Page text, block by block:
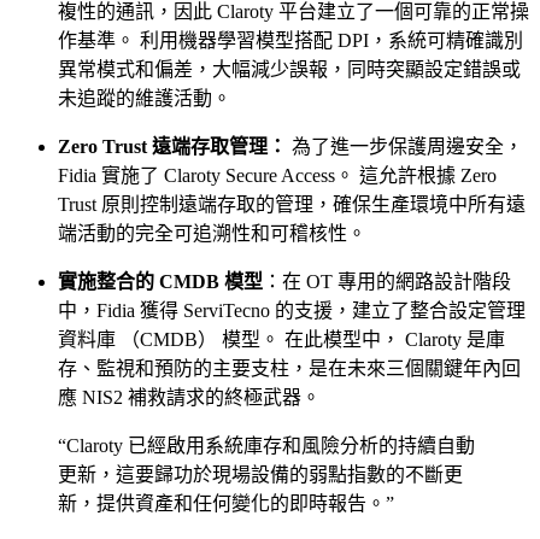
複性的通訊，因此 Claroty 平台建立了一個可靠的正常操
作基準。 利用機器學習模型搭配 DPI，系統可精確識別
異常模式和偏差，大幅減少誤報，同時突顯設定錯誤或
未追蹤的維護活動。
Zero Trust 遠端存取管理： 為了進一步保護周邊安全，
Fidia 實施了 Claroty Secure Access。 這允許根據 Zero
Trust 原則控制遠端存取的管理，確保生產環境中所有遠
端活動的完全可追溯性和可稽核性。
實施整合的 CMDB 模型 ：在 OT 專用的網路設計階段
中，Fidia 獲得 ServiTecno 的支援，建立了整合設定管理
資料庫 （CMDB） 模型。 在此模型中， Claroty 是庫
存、監視和預防的主要支柱，是在未來三個關鍵年內回
應 NIS2 補救請求的終極武器。
“Claroty 已經啟用系統庫存和風險分析的持續自動
更新，這要歸功於現場設備的弱點指數的不斷更
新，提供資產和任何變化的即時報告。”